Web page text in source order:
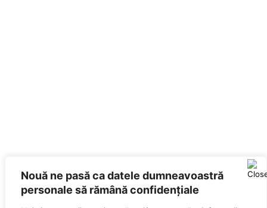
Nouă ne pasă ca datele dumneavoastră
personale să rămână confidențiale